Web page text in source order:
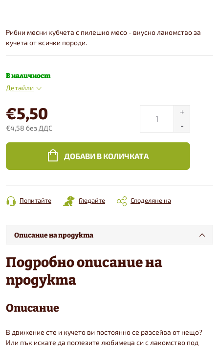
Рибни месни кубчета с пилешко месо - вкусно лакомство за
кучета от всички породи.
В наличност
Детайли
€5,50
€4,58 без ДДС
цена:
ДОБАВИ В КОЛИЧКАТА
Попитайте Гледайте Споделяне на
Описание на продукта
Подробно описание на
продукта
Описание
В движение сте и кучето ви постоянно се разсейва от нещо?
Или пък искате да поглезите любимеца си с лакомство под